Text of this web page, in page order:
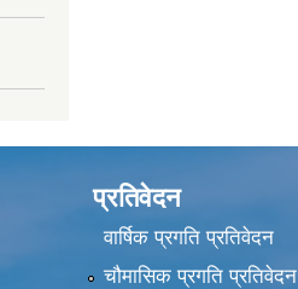
प्रतिवेदन
वार्षिक प्रगति प्रतिवेदन
चौमासिक प्रगति प्रतिवेदन